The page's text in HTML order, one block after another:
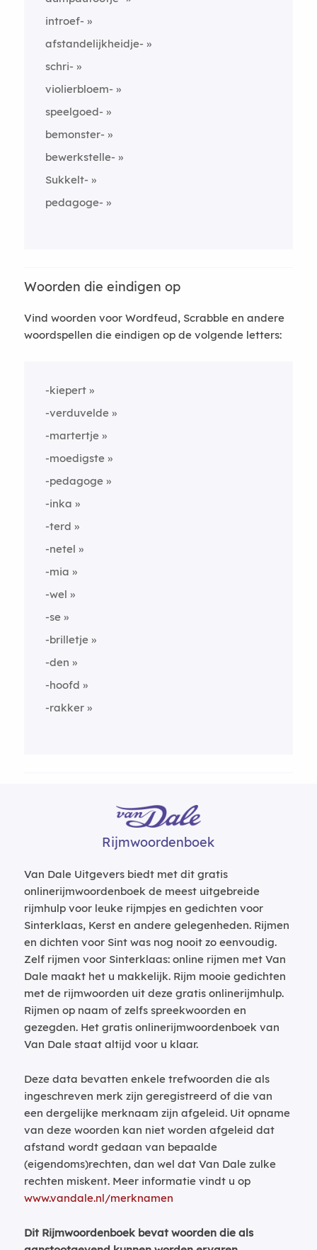
introef-
afstandelijkheidje-
schri-
violierbloem-
speelgoed-
bemonster-
bewerkstelle-
Sukkelt-
pedagoge-
Woorden die eindigen op
Vind woorden voor Wordfeud, Scrabble en andere
woordspellen die eindigen op de volgende letters:
-kiepert
-verduvelde
-martertje
-moedigste
-pedagoge
-inka
-terd
-netel
-mia
-wel
-se
-brilletje
-den
-hoofd
-rakker
Rijmwoordenboek
Van Dale Uitgevers biedt met dit gratis
onlinerijmwoordenboek de meest uitgebreide
rijmhulp voor leuke rijmpjes en gedichten voor
Sinterklaas, Kerst en andere gelegenheden. Rijmen
en dichten voor Sint was nog nooit zo eenvoudig.
Zelf rijmen voor Sinterklaas: online rijmen met Van
Dale maakt het u makkelijk. Rijm mooie gedichten
met de rijmwoorden uit deze gratis onlinerijmhulp.
Rijmen op naam of zelfs spreekwoorden en
gezegden. Het gratis onlinerijmwoordenboek van
Van Dale staat altijd voor u klaar.
Deze data bevatten enkele trefwoorden die als
ingeschreven merk zijn geregistreerd of die van
een dergelijke merknaam zijn afgeleid. Uit opname
van deze woorden kan niet worden afgeleid dat
afstand wordt gedaan van bepaalde
(eigendoms)rechten, dan wel dat Van Dale zulke
rechten miskent. Meer informatie vindt u op
www.vandale.nl/merknamen
Dit Rijmwoordenboek bevat woorden die als